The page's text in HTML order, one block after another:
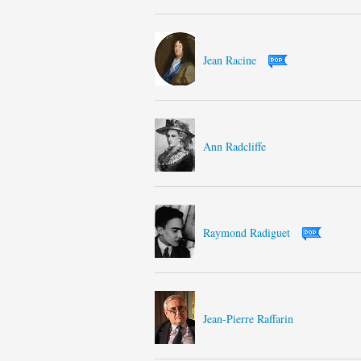
Jean Racine
Ann Radcliffe
Raymond Radiguet
Jean-Pierre Raffarin